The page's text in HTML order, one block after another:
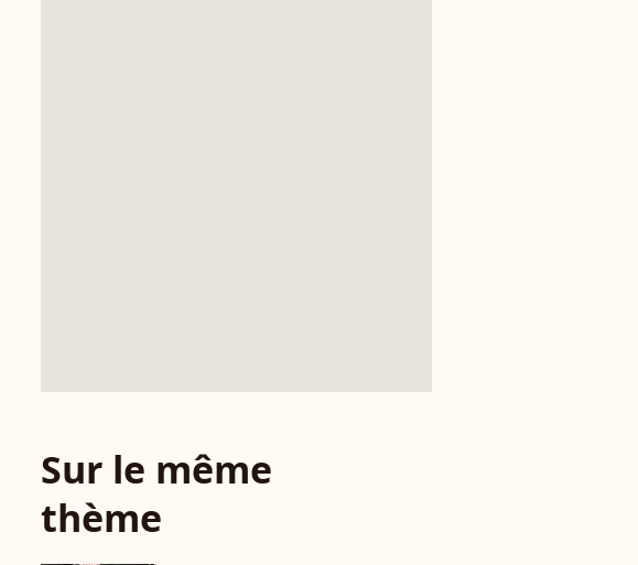
Sur le même
thème